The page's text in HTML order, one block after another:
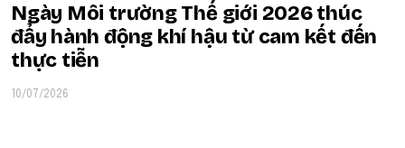
Ngày Môi trường Thế giới 2026 thúc
đẩy hành động khí hậu từ cam kết đến
thực tiễn
10/07/2026